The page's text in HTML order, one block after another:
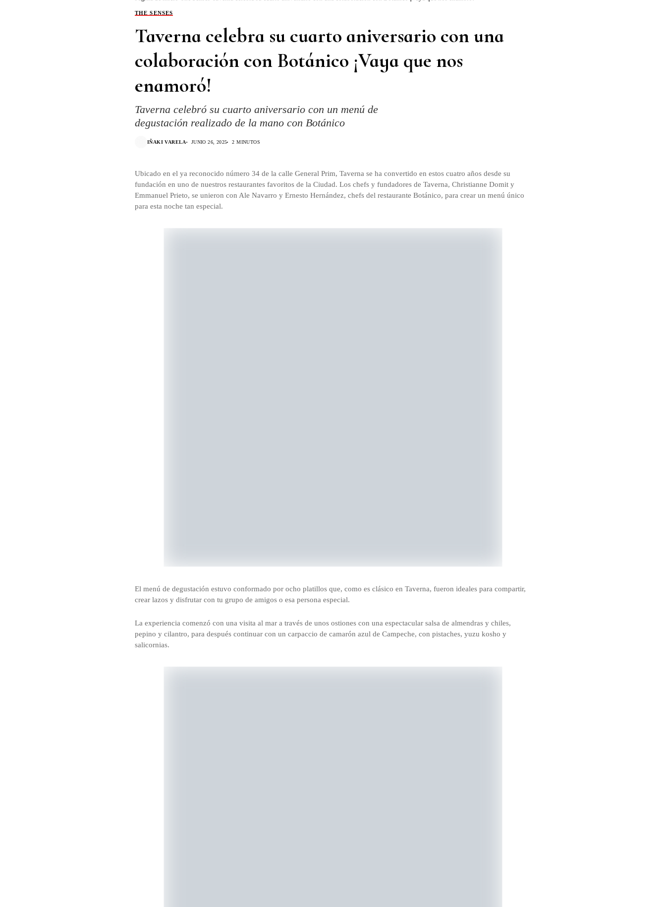
THE SENSES
Taverna celebra su cuarto aniversario con una
colaboración con Botánico ¡Vaya que nos
enamoró!
Taverna celebró su cuarto aniversario con un menú de
degustación realizado de la mano con Botánico
IÑAKI VARELA JUNIO 26, 2025 2 MINUTOS
Ubicado en el ya reconocido número 34 de la calle General Prim, Taverna se ha convertido en estos cuatro años desde su
fundación en uno de nuestros restaurantes favoritos de la Ciudad. Los chefs y fundadores de Taverna, Christianne Domit y
Emmanuel Prieto, se unieron con Ale Navarro y Ernesto Hernández, chefs del restaurante Botánico, para crear un menú único
para esta noche tan especial.
El menú de degustación estuvo conformado por ocho platillos que, como es clásico en Taverna, fueron ideales para compartir,
crear lazos y disfrutar con tu grupo de amigos o esa persona especial.
La experiencia comenzó con una visita al mar a través de unos ostiones con una espectacular salsa de almendras y chiles,
pepino y cilantro, para después continuar con un carpaccio de camarón azul de Campeche, con pistaches, yuzu kosho y
salicornias.